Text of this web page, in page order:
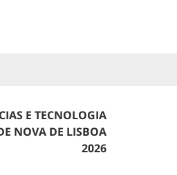
E TECNOLOGIA
NOVA DE LISBOA
2026